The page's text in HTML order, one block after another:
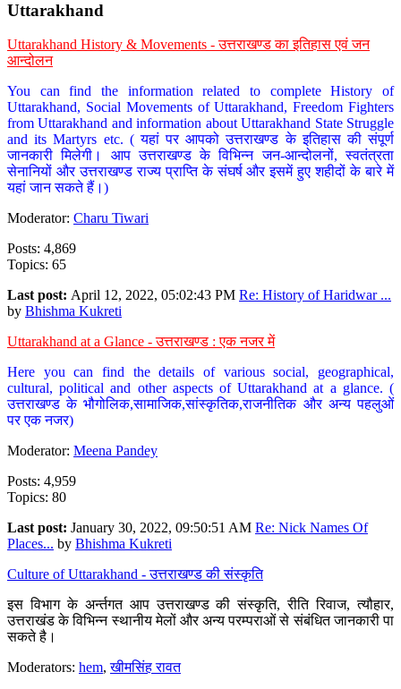
Uttarakhand
Uttarakhand History & Movements - उत्तराखण्ड का इतिहास एवं जन
आन्दोलन
You can find the information related to complete History of
Uttarakhand, Social Movements of Uttarakhand, Freedom Fighters
from Uttarakhand and information about Uttarakhand State Struggle
and its Martyrs etc. ( यहां पर आपको उत्तराखण्ड के इतिहास की संपूर्ण
जानकारी मिलेगी। आप उत्तराखण्ड के विभिन्न जन-आन्दोलनों, स्वतंत्रता
सेनानियों और उत्तराखण्ड राज्य प्राप्ति के संघर्ष और इसमें हुए शहीदों के बारे में
यहां जान सकते हैं।)
Moderator: Charu Tiwari
Posts: 4,869
Topics: 65
Last post: April 12, 2022, 05:02:43 PM Re: History of Haridwar ...
by Bhishma Kukreti
Uttarakhand at a Glance - उत्तराखण्ड : एक नजर में
Here you can find the details of various social, geographical,
cultural, political and other aspects of Uttarakhand at a glance. (
उत्तराखण्ड के भौगोलिक,सामाजिक,सांस्कृतिक,राजनीतिक और अन्य पहलुओं
पर एक नजर)
Moderator: Meena Pandey
Posts: 4,959
Topics: 80
Last post: January 30, 2022, 09:50:51 AM Re: Nick Names Of
Places... by Bhishma Kukreti
Culture of Uttarakhand - उत्तराखण्ड की संस्कृति
इस विभाग के अर्न्तगत आप उत्तराखण्ड की संस्कृति, रीति रिवाज, त्यौहार,
उत्तराखंड के विभिन्न स्थानीय मेलों और अन्य परम्पराओं से संबंधित जानकारी पा
सकते है।
Moderators: hem,खीमसिंह रावत